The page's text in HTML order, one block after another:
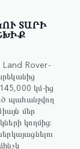
ՏԱՐԻ
Rover-
կմ-ից
պահանջվող
մեր
կողմից: